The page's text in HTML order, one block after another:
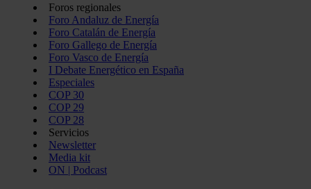
Foros regionales
Foro Andaluz de Energía
Foro Catalán de Energía
Foro Gallego de Energía
Foro Vasco de Energía
I Debate Energético en España
Especiales
COP 30
COP 29
COP 28
Servicios
Newsletter
Media kit
ON | Podcast